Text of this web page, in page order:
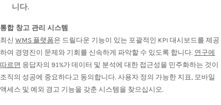
니다.
통합 창고 관리 시스템
최신 WMS 플랫폼은 드릴다운 기능이 있는 포괄적인 KPI 대시보드를 제공
하여 경영진이 문제와 기회를 신속하게 파악할 수 있도록 합니다. 연구에
따르면 응답자의 91%가 데이터 및 분석에 대한 접근성을 민주화하는 것이
조직의 성공에 중요하다고 동의합니다. 사용자 정의 가능한 지표, 모바일
액세스 및 예외 경고 기능을 갖춘 시스템을 찾으십시오.